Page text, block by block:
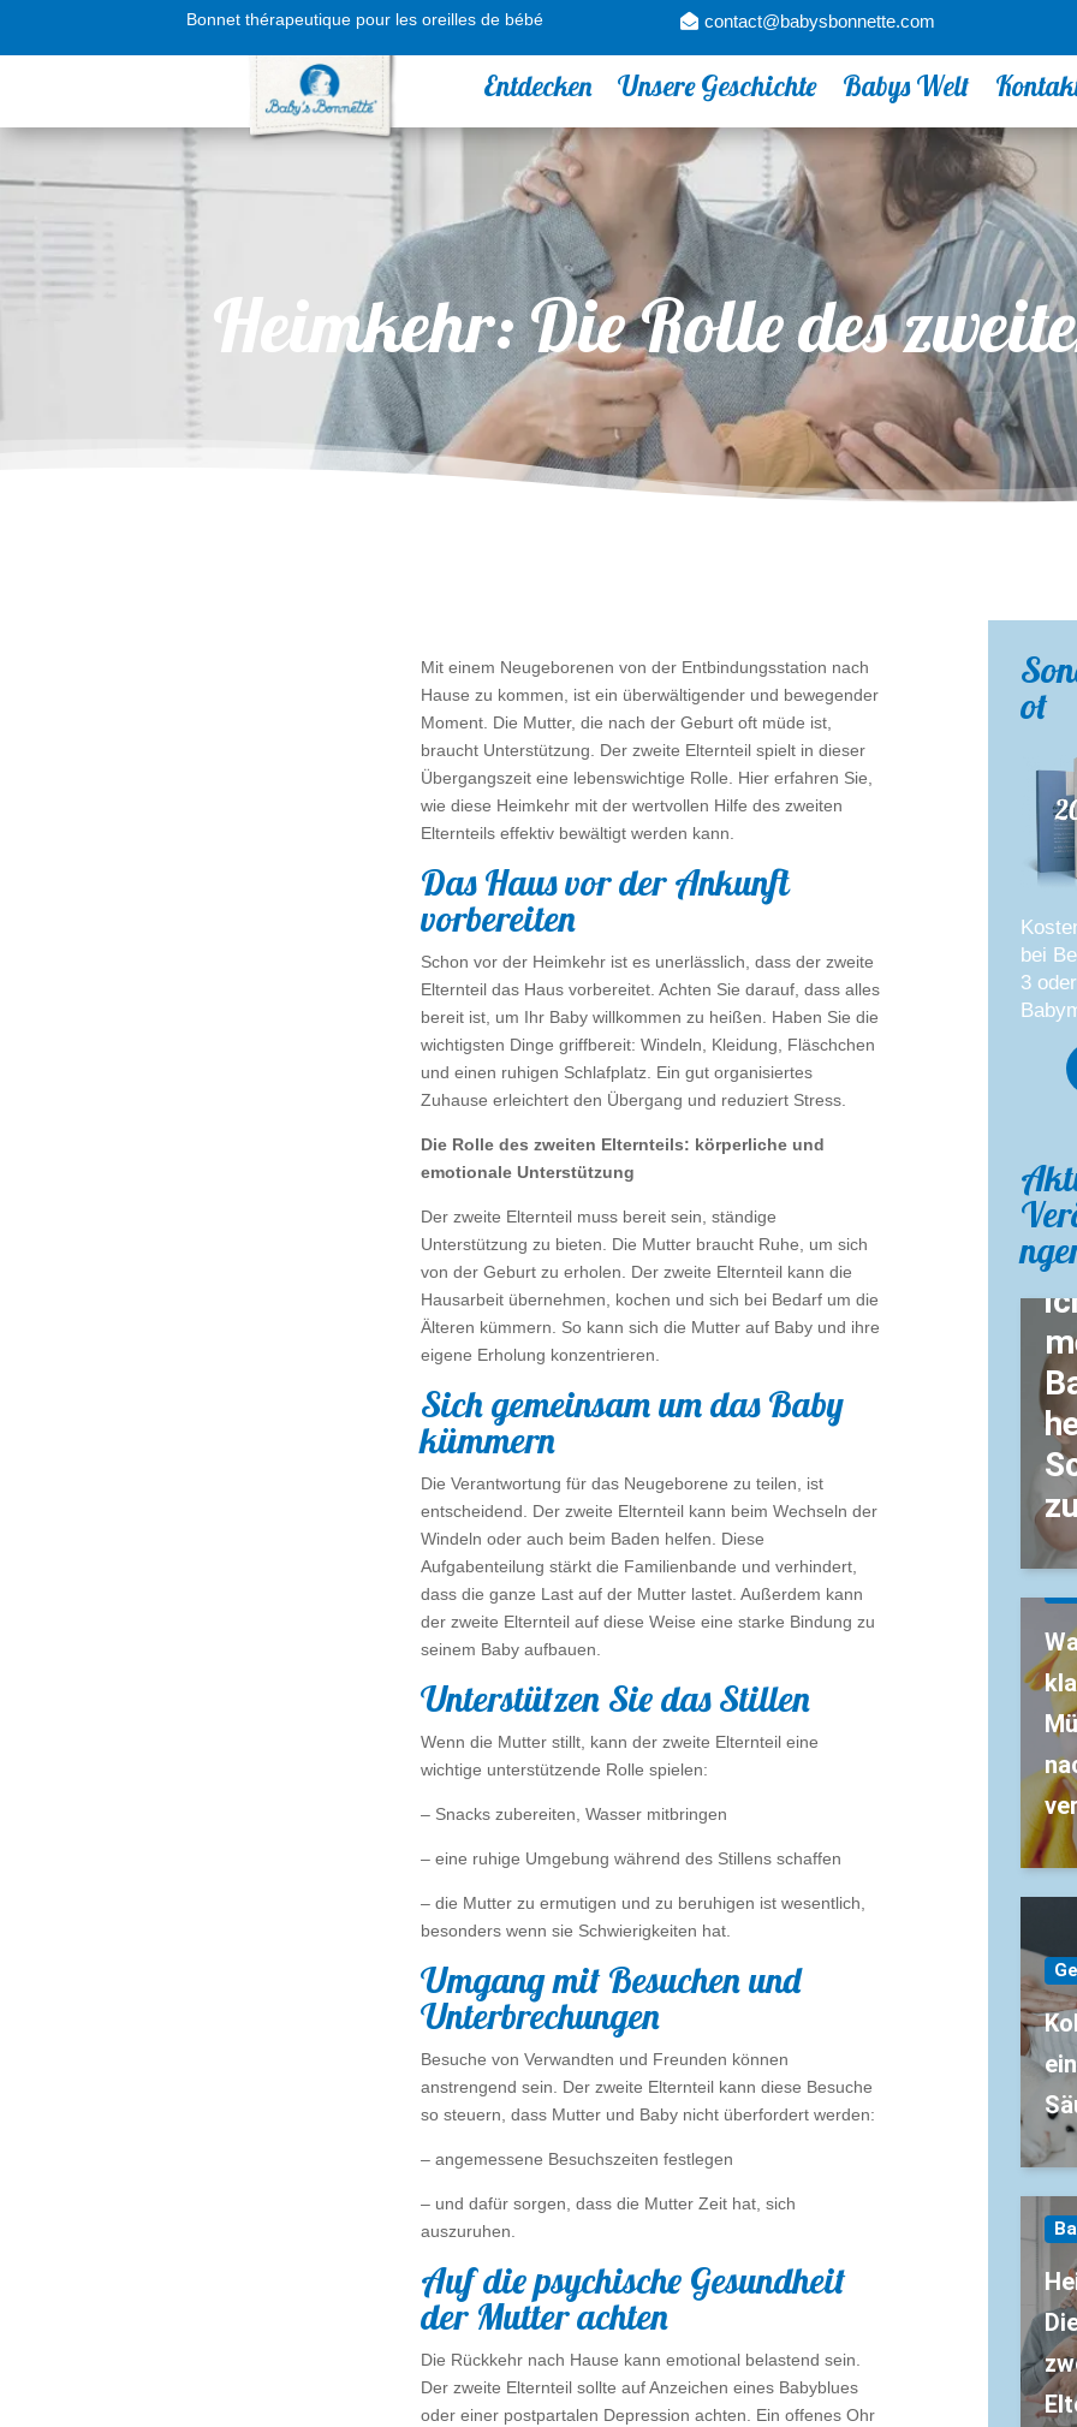
Bonnet thérapeutique pour les oreilles de bébé contact@babysbonnette.com
Entdecken Unsere Geschichte Babys Welt
Heimkehr: Die Rolle des
Mit einem Neugeborenen von der Entbindungsstation nach
Hause zu kommen, ist ein überwältigender und bewegender
Moment. Die Mutter, die nach der Geburt oft müde ist,
braucht Unterstützung. Der zweite Elternteil spielt in dieser
Übergangszeit eine lebenswichtige Rolle. Hier erfahren Sie,
wie diese Heimkehr mit der wertvollen Hilfe des zweiten
Elternteils effektiv bewältigt werden kann.
Das Haus vor der Ankunft
vorbereiten
Schon vor der Heimkehr ist es unerlässlich, dass der zweite
Elternteil das Haus vorbereitet. Achten Sie darauf, dass alles
bereit ist, um Ihr Baby willkommen zu heißen. Haben Sie die
wichtigsten Dinge griffbereit: Windeln, Kleidung, Fläschchen
und einen ruhigen Schlafplatz. Ein gut organisiertes
Zuhause erleichtert den Übergang und reduziert Stress.
Die Rolle des zweiten Elternteils: körperliche und
emotionale Unterstützung
Der zweite Elternteil muss bereit sein, ständige
Unterstützung zu bieten. Die Mutter braucht Ruhe, um sich
von der Geburt zu erholen. Der zweite Elternteil kann die
Hausarbeit übernehmen, kochen und sich bei Bedarf um die
Älteren kümmern. So kann sich die Mutter auf Baby und ihre
eigene Erholung konzentrieren.
Sich gemeinsam um das Baby
kümmern
Die Verantwortung für das Neugeborene zu teilen, ist
entscheidend. Der zweite Elternteil kann beim Wechseln der
Windeln oder auch beim Baden helfen. Diese
Aufgabenteilung stärkt die Familienbande und verhindert,
dass die ganze Last auf der Mutter lastet. Außerdem kann
der zweite Elternteil auf diese Weise eine starke Bindung zu
seinem Baby aufbauen.
Unterstützen Sie das Stillen
Wenn die Mutter stillt, kann der zweite Elternteil eine
wichtige unterstützende Rolle spielen:
– Snacks zubereiten, Wasser mitbringen
– eine ruhige Umgebung während des Stillens schaffen
– die Mutter zu ermutigen und zu beruhigen ist wesentlich,
besonders wenn sie Schwierigkeiten hat.
Umgang mit Besuchen und
Unterbrechungen
Besuche von Verwandten und Freunden können
anstrengend sein. Der zweite Elternteil kann diese Besuche
so steuern, dass Mutter und Baby nicht überfordert werden:
– angemessene Besuchszeiten festlegen
– und dafür sorgen, dass die Mutter Zeit hat, sich
auszuruhen.
Auf die psychische Gesundheit
der Mutter achten
Die Rückkehr nach Hause kann emotional belastend sein.
Der zweite Elternteil sollte auf Anzeichen eines Babyblues
oder einer postpartalen Depression achten. Ein offenes Ohr
ot
bei
3